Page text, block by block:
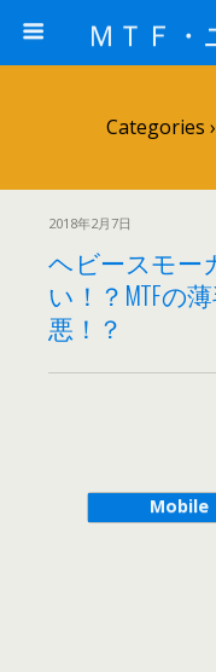
Categories ›
2018年2月7日
ヘビースモー
い！？MTFの
悪！？
Mobile